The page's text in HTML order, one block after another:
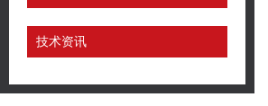
技术资讯